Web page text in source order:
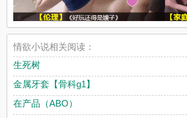
情欲小说相关阅读：
生死树
金属牙套【骨科g1】
在产品（ABO）